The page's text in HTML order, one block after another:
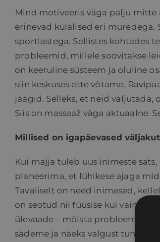
Mind motiveeris väga palju mitte
erinevad külalised eri
sportlastega. Sellistes kohtades
probleemid, millele soovitakse
on keeruline süsteem ja oluline
siin keskuses ette võtame.
jäägid. Selleks, et neid
Siis on massaaž väga aktuaalne.
Millised on igapäevased
Kui majja tuleb uus inimeste
planeerima, et lühikese ajaga
Tavaliselt on need inimesed,
on seotud nii füüsise kui vaimse
ülevaade – mõista probleemi
sädeme ja näeks valgust tunneli